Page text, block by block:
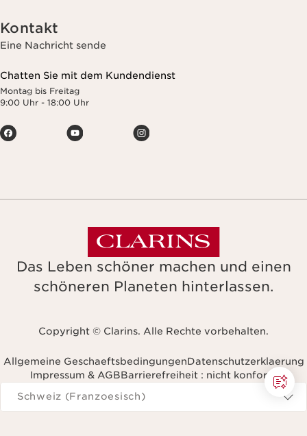
Kontakt
Eine Nachricht sende
Chatten Sie mit dem Kundendienst
Montag bis Freitag
9:00 Uhr - 18:00 Uhr
Das Leben schöner machen und einen
schöneren Planeten hinterlassen.
Copyright © Clarins. Alle Rechte vorbehalten.
Allgemeine GeschaeftsbedingungenDatenschutzerklaerung
Impressum & AGBBarrierefreiheit : nicht konform
Navigieren Sie zu
Schweiz (Franzoesisch)